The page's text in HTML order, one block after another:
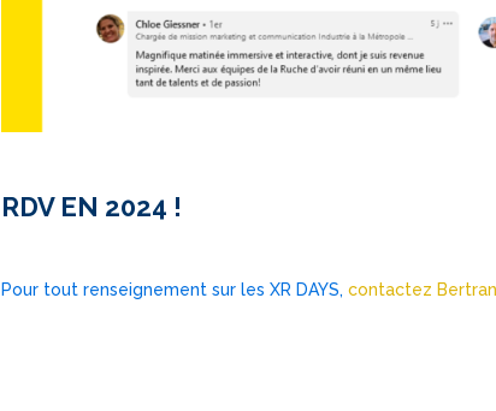
RDV EN 2024 !
Pour tout renseignement sur les XR DAYS, contactez